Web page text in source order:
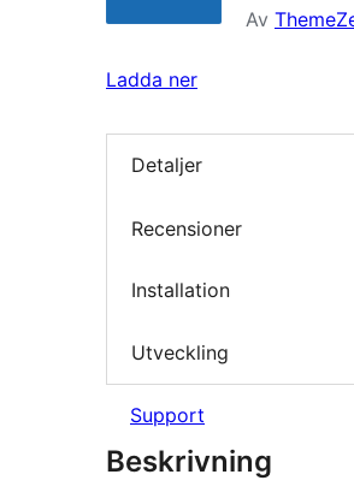
Av
Ladda ner
Detaljer
Recensioner
Installation
Utveckling
Support
Beskrivning